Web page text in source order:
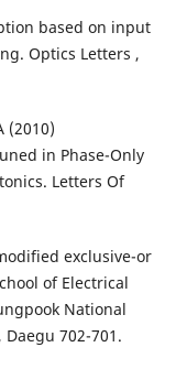
based on input
Optics Letters ,
(2010)
in Phase-Only
Letters Of
exclusive-or
of Electrical
National
702-701.